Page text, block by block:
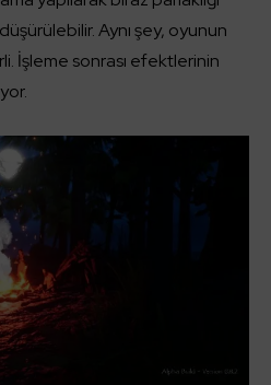
Aynı şey, oyunun
İşleme sonrası efektlerinin